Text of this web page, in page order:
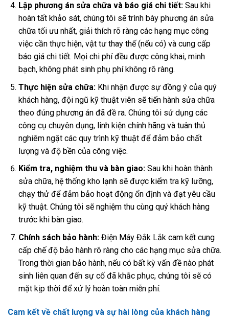
Lập phương án sửa chữa và báo giá chi tiết:Sau khi
hoàn tất khảo sát, chúng tôi sẽ trình bày phương án sửa
chữa tối ưu nhất, giải thích rõ ràng các hạng mục công
việc cần thực hiện, vật tư thay thế (nếu có) và cung cấp
báo giá chi tiết. Mọi chi phí đều được công khai, minh
bạch, không phát sinh phụ phí không rõ ràng.
Thực hiện sửa chữa:Khi nhận được sự đồng ý của quý
khách hàng, đội ngũ kỹ thuật viên sẽ tiến hành sửa chữa
theo đúng phương án đã đề ra. Chúng tôi sử dụng các
công cụ chuyên dụng, linh kiện chính hãng và tuân thủ
nghiêm ngặt các quy trình kỹ thuật để đảm bảo chất
lượng và độ bền của công việc.
Kiểm tra, nghiệm thu và bàn giao:Sau khi hoàn thành
sửa chữa, hệ thống kho lạnh sẽ được kiểm tra kỹ lưỡng,
chạy thử để đảm bảo hoạt động ổn định và đạt yêu cầu
kỹ thuật. Chúng tôi sẽ nghiệm thu cùng quý khách hàng
trước khi bàn giao.
Chính sách bảo hành:Điện Máy Đắk Lắk cam kết cung
cấp chế độ bảo hành rõ ràng cho các hạng mục sửa chữa.
Trong thời gian bảo hành, nếu có bất kỳ vấn đề nào phát
sinh liên quan đến sự cố đã khắc phục, chúng tôi sẽ có
mặt kịp thời để xử lý hoàn toàn miễn phí.
Cam kết về chất lượng và sự hài lòng của khách hàng